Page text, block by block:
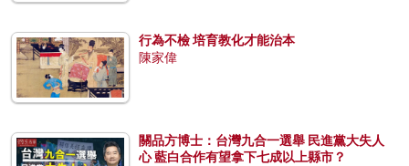
行為不檢 培育教化才能治本
陳家偉
關品方博士：台灣九合一選舉 民進黨大失人
心 藍白合作有望拿下七成以上縣市？